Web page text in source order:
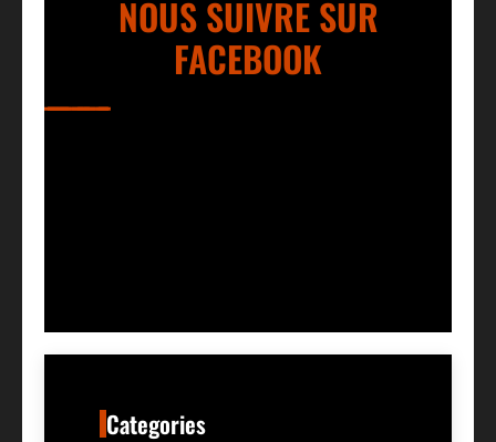
NOUS SUIVRE SUR
FACEBOOK
Categories